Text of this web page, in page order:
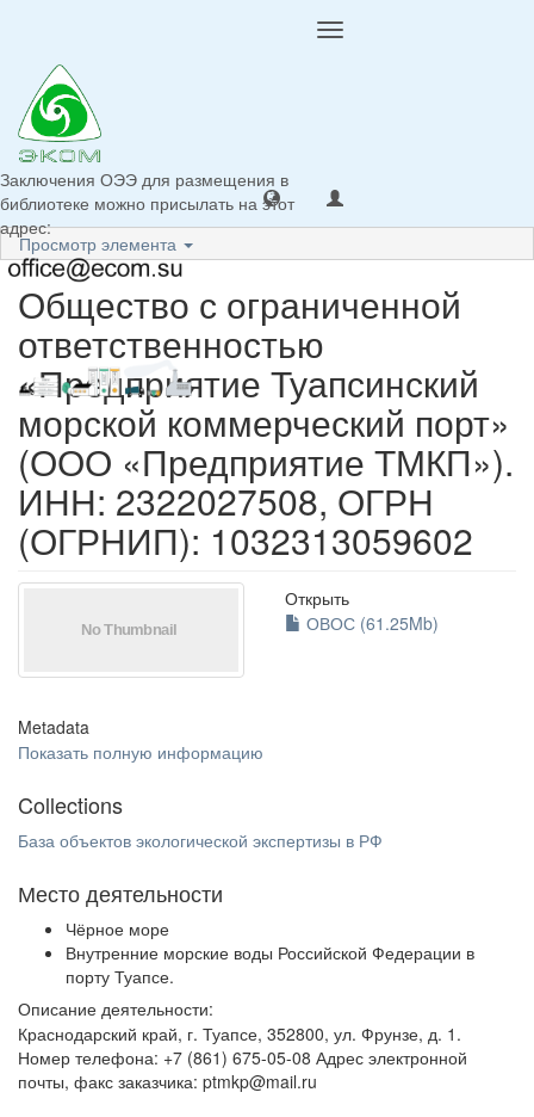
Toggle
Заключения ОЭЭ для размещения в
библиотеке можно присылать на этот
адрес:
Просмотр элемента
Общество с ограниченной
ответственностью
«Предприятие Туапсинский
морской коммерческий порт»
(ООО «Предприятие ТМКП»).
ИНН: 2322027508, ОГРН
(ОГРНИП): 1032313059602
Открыть
ОВОС (61.25Mb)
Metadata
Показать полную информацию
Collections
База объектов экологической экспертизы в РФ
Место деятельности
Чёрное море
Внутренние морские воды Российской Федерации в
порту Туапсе.
Описание деятельности:
Краснодарский край, г. Туапсе, 352800, ул. Фрунзе, д. 1.
Номер телефона: +7 (861) 675-05-08 Адрес электронной
почты, факс заказчика: ptmkp@mail.ru